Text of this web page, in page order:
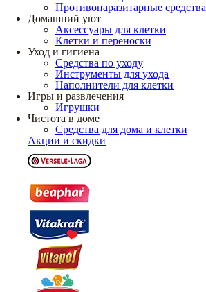
Противопаразитарные средства
Домашний уют
Аксессуары для клетки
Клетки и переноски
Уход и гигиена
Средства по уходу
Инструменты для ухода
Наполнители для клетки
Игры и развлечения
Игрушки
Чистота в доме
Средства для дома и клетки
Акции и скидки